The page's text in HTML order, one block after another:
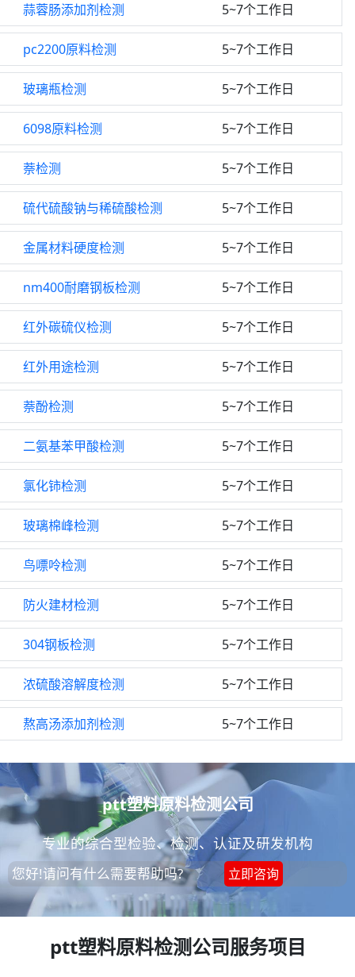
蒜蓉肠添加剂检测 5~7个工作日
pc2200原料检测 5~7个工作日
玻璃瓶检测 5~7个工作日
6098原料检测 5~7个工作日
萘检测 5~7个工作日
硫代硫酸钠与稀硫酸检测 5~7个工作日
金属材料硬度检测 5~7个工作日
nm400耐磨钢板检测 5~7个工作日
红外碳硫仪检测 5~7个工作日
红外用途检测 5~7个工作日
萘酚检测 5~7个工作日
二氨基苯甲酸检测 5~7个工作日
氯化铈检测 5~7个工作日
玻璃棉峰检测 5~7个工作日
鸟嘌呤检测 5~7个工作日
防火建材检测 5~7个工作日
304钢板检测 5~7个工作日
浓硫酸溶解度检测 5~7个工作日
熬高汤添加剂检测 5~7个工作日
ptt塑料原料检测公司
专业的综合型检验、检测、认证及研发机构
您好!请问有什么需要帮助吗? 立即咨询
ptt塑料原料检测公司服务项目